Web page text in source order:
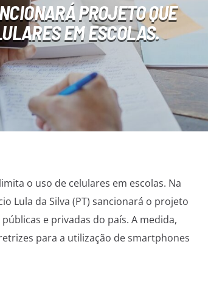
PROJETO QUE
EM ESCOLAS.
o uso de celulares em escolas. Na
Lula da Silva (PT) sancionará o projeto
e privadas do país. A medida,
para a utilização de smartphones